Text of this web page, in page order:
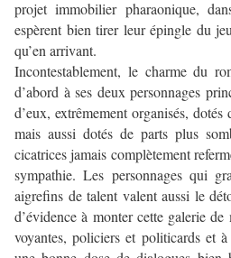
projet immobilier pharaonique,
espèrent bien tirer leur épingle du
qu’en arrivant.
Incontestablement, le charme du
d’abord à ses deux personnages
d’eux, extrêmement organisés,
mais aussi dotés de parts plus
cicatrices jamais complètement
sympathie. Les personnages qui
aigrefins de talent valent aussi le
d’évidence à monter cette galerie
voyantes, policiers et politicards et